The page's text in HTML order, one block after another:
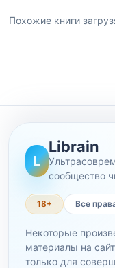
Похожие книги
L
Librain
сообщество
18+ Все
Некоторые
материалы на
только для